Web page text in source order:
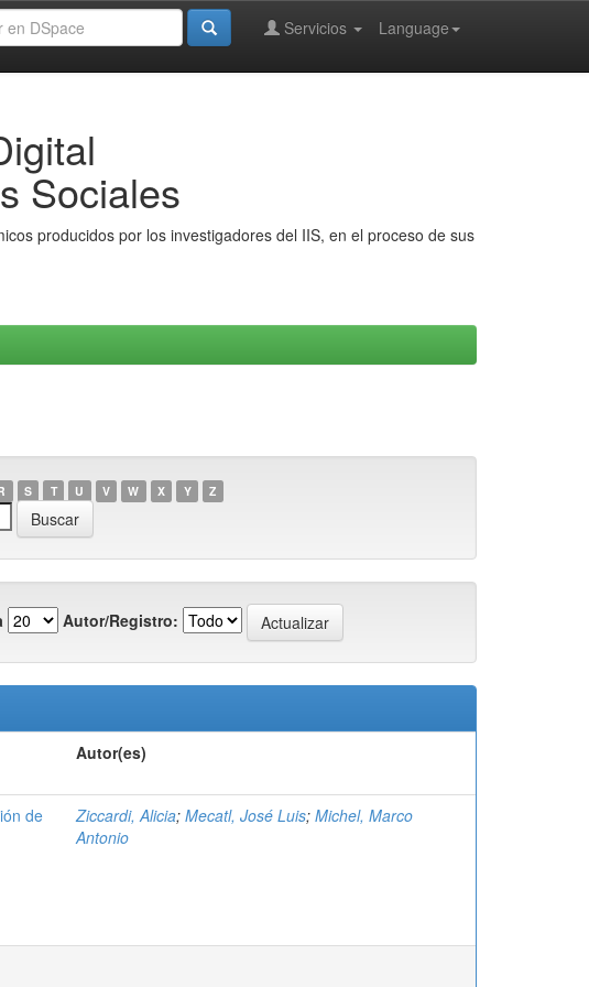
Language
Servicios
Sociales
producidos por los investigadores del IIS, en el proceso de sus
S T U V W X Y Z
Autor/Registro:
Autor(es)
de
Ziccardi, Alicia; Mecatl, José Luis; Michel, Marco
Antonio